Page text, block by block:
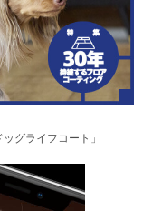
グライフコート」